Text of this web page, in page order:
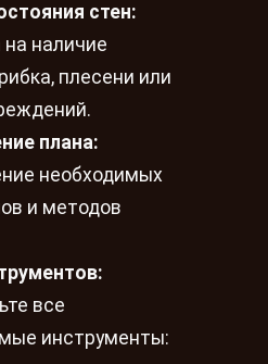
стен:
на наличие
плесени или
плана:
необходимых
и методов
все
инструменты: